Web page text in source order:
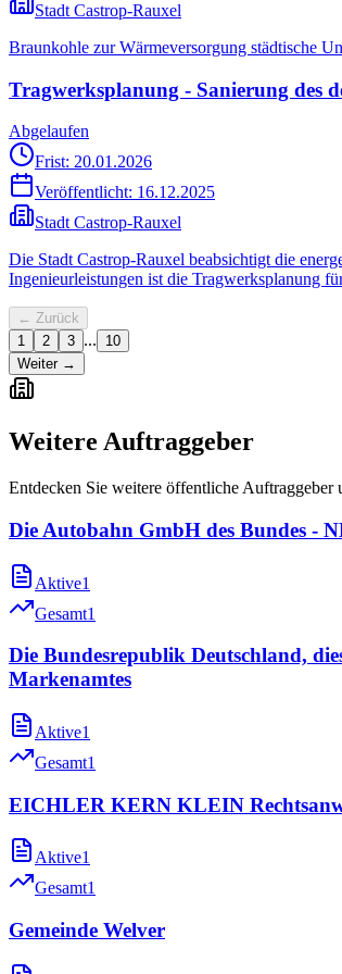
Stadt Castrop-Rauxel
Braunkohle zur Wärmeversorgung städtische
Tragwerksplanung - Sanierung des
Abgelaufen
Frist: 20.01.2026
Veröffentlicht: 16.12.2025
Stadt Castrop-Rauxel
Die Stadt Castrop-Rauxel beabsichtigt die
Ingenieurleistungen ist die Tragwerksplanung
← Zurück
1
2 3 ...
10
Weiter →
Weitere Auftraggeber
Entdecken Sie weitere öffentliche Auftraggeber
Die Autobahn GmbH des Bundes -
Aktive1
Gesamt1
Die Bundesrepublik Deutschland,
Markenamtes
Aktive1
Gesamt1
EICHLER KERN KLEIN
Aktive1
Gesamt1
Gemeinde Welver